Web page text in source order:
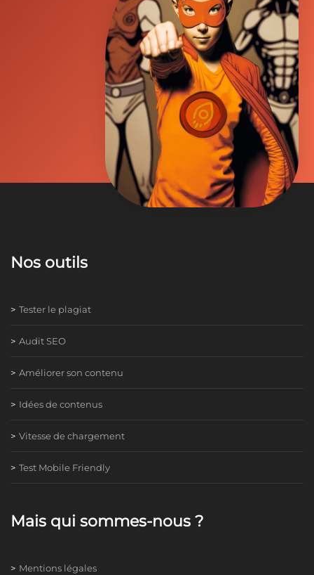
Nos outils
Tester le plagiat
Audit SEO
Améliorer son contenu
Idées de contenus
Vitesse de chargement
Test Mobile Friendly
Mais qui sommes-nous ?
Mentions légales